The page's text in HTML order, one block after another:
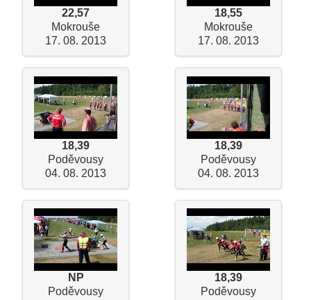
22,57
Mokrouše
17. 08. 2013
18,55
Mokrouše
17. 08. 2013
18,39
Poděvousy
04. 08. 2013
18,39
Poděvousy
04. 08. 2013
NP
Poděvousy
18,39
Poděvousy